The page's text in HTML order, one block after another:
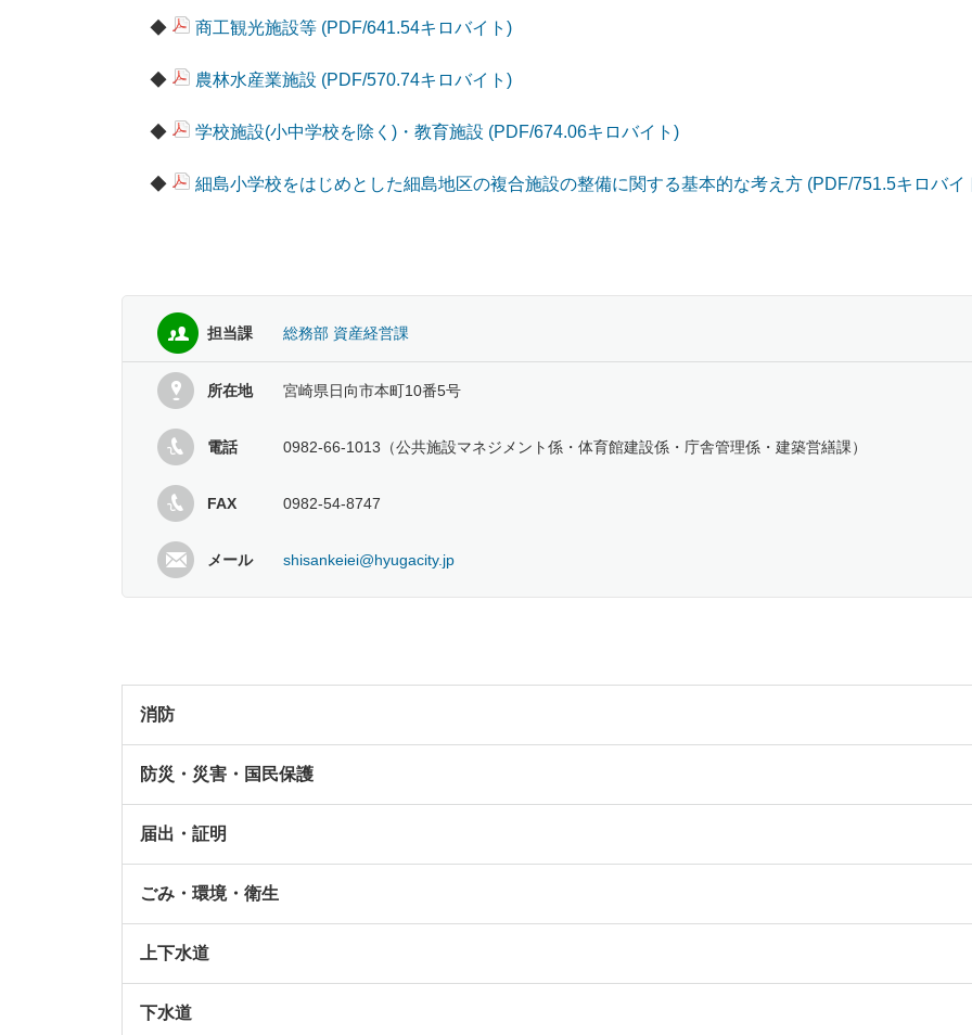
◆ 商工観光施設等 (PDF/641.54キロバイト)
◆ 農林水産業施設 (PDF/570.74キロバイト)
◆ 学校施設(小中学校を除く)・教育施設 (PDF/674.06キロバイト)
◆ 細島小学校をはじめとした細島地区の複合施設の整備に関する基本的な考え方 (PDF/751.5キロバイ
担当課 総務部 資産経営課
所在地 宮崎県日向市本町10番5号
電話 0982-66-1013（公共施設マネジメント係・体育館建設係・庁舎管理係・建築営繕課）
FAX 0982-54-8747
メール shisankeiei@hyugacity.jp
消防
防災・災害・国民保護
届出・証明
ごみ・環境・衛生
上下水道
下水道